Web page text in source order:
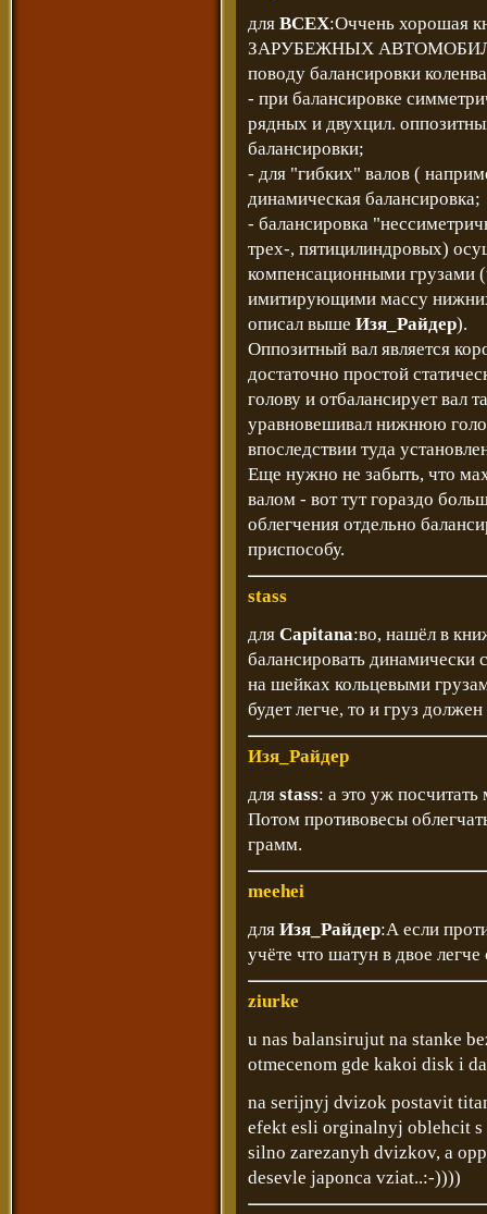
для ВСЕХ:Оччень хорошая
ЗАРУБЕЖНЫХ
поводу балансировки
- при балансировке
рядных и двухцил.
балансировки;
- для "гибких" валов (
динамическая балансировка;
- балансировка
трех-, пятицилиндровых)
компенсационными грузами
имитирующими массу
описал выше Изя_Райдер).
Оппозитный вал является
достаточно простой
голову и отбалансирует вал
уравновешивал нижнюю
впоследствии туда
Еще нужно не забыть, что
валом - вот тут гораздо
облегчения отдельно
приспособу.
stass
для Capitana:во, нашёл в
балансировать
на шейках кольцевыми
будет легче, то и груз
Изя_Райдер
для stass: а это уж
Потом противовесы
грамм.
meehei
для Изя_Райдер:А если
учёте что шатун в двое
ziurke
u nas balansirujut na stanke
otmecenom gde kakoi disk i
na serijnyj dvizok postavit
efekt esli orginalnyj oblehcit
silno zarezanyh dvizkov, a
desevle japonca vziat..:-))))